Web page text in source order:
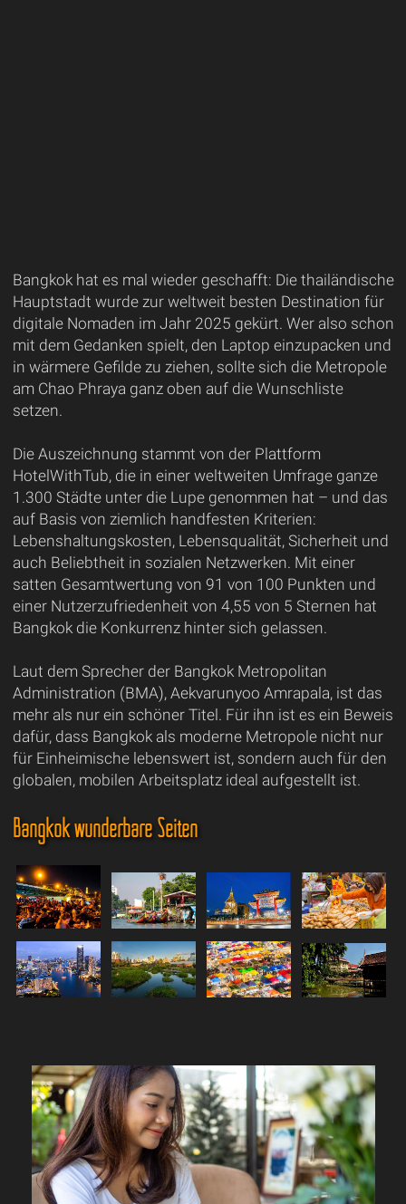
Bangkok hat es mal wieder geschafft: Die thailändische
Hauptstadt wurde zur weltweit besten Destination für
digitale Nomaden im Jahr 2025 gekürt. Wer also schon
mit dem Gedanken spielt, den Laptop einzupacken und
in wärmere Gefilde zu ziehen, sollte sich die Metropole
am Chao Phraya ganz oben auf die Wunschliste
setzen.
Die Auszeichnung stammt von der Plattform
HotelWithTub, die in einer weltweiten Umfrage ganze
1.300 Städte unter die Lupe genommen hat – und das
auf Basis von ziemlich handfesten Kriterien:
Lebenshaltungskosten, Lebensqualität, Sicherheit und
auch Beliebtheit in sozialen Netzwerken. Mit einer
satten Gesamtwertung von 91 von 100 Punkten und
einer Nutzerzufriedenheit von 4,55 von 5 Sternen hat
Bangkok die Konkurrenz hinter sich gelassen.
Laut dem Sprecher der Bangkok Metropolitan
Administration (BMA), Aekvarunyoo Amrapala, ist das
mehr als nur ein schöner Titel. Für ihn ist es ein Beweis
dafür, dass Bangkok als moderne Metropole nicht nur
für Einheimische lebenswert ist, sondern auch für den
globalen, mobilen Arbeitsplatz ideal aufgestellt ist.
Bangkok wunderbare Seiten